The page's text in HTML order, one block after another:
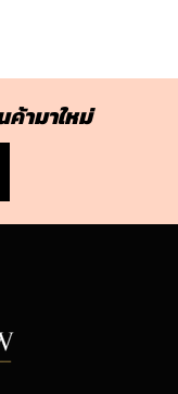
ามาใหม่